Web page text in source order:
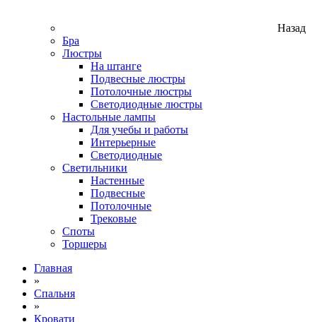
Назад
Бра
Люстры
На штанге
Подвесные люстры
Потолочные люстры
Светодиодные люстры
Настольные лампы
Для учебы и работы
Интерьерные
Светодиодные
Светильники
Настенные
Подвесные
Потолочные
Трековые
Споты
Торшеры
Главная
»
Спальня
»
Кровати